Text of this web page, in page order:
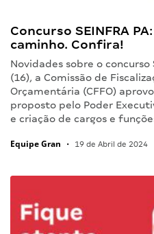
Concurso SEINFRA
caminho. Confira!
Novidades sobre o concurso
(16), a Comissão de
Orçamentária (CFFO)
proposto pelo Poder
e criação de cargos e
Equipe Gran • 19 de Abril de 2024